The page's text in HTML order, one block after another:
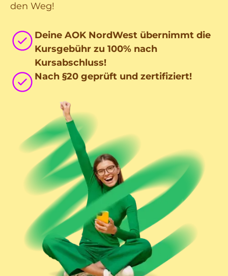
den Weg!
Deine AOK NordWest übernimmt die
Kursgebühr zu 100% nach
Kursabschluss!
Nach §20 geprüft und zertifiziert!